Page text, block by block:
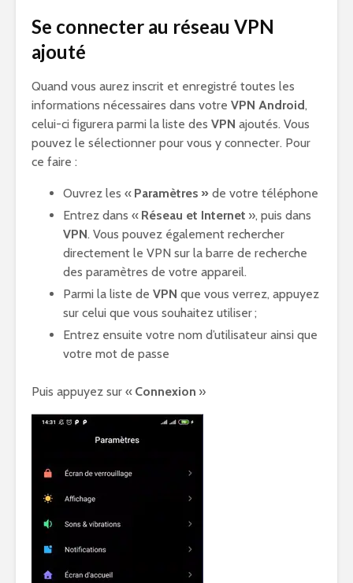
Se connecter au réseau VPN
ajouté
Quand vous aurez inscrit et enregistré toutes les
informations nécessaires dans votre VPN Android,
celui-ci figurera parmi la liste des VPN ajoutés. Vous
pouvez le sélectionner pour vous y connecter. Pour
ce faire :
Ouvrez les « Paramètres » de votre téléphone
Entrez dans « Réseau et Internet », puis dans
VPN. Vous pouvez également rechercher
directement le VPN sur la barre de recherche
des paramètres de votre appareil.
Parmi la liste de VPN que vous verrez, appuyez
sur celui que vous souhaitez utiliser ;
Entrez ensuite votre nom d’utilisateur ainsi que
votre mot de passe
Puis appuyez sur « Connexion »